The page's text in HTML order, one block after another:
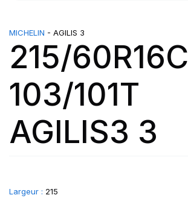
MICHELIN - AGILIS 3
215/60R16C
103/101T
AGILIS3 3
Largeur : 215